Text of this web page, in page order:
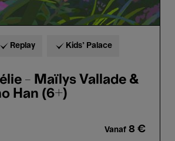
Replay Kids’ Palace
- Maïlys Vallade &
Han (6+)
Vanaf 8 €